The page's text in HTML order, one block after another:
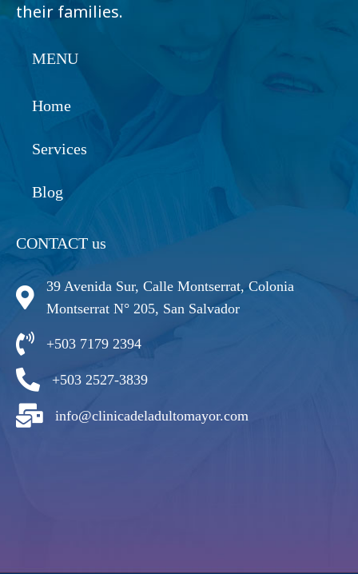
their families.
MENU
Home
Services
Blog
CONTACT us
39 Avenida Sur, Calle Montserrat, Colonia
Montserrat N° 205, San Salvador
+503 7179 2394
+503 2527-3839
info@clinicadeladultomayor.com